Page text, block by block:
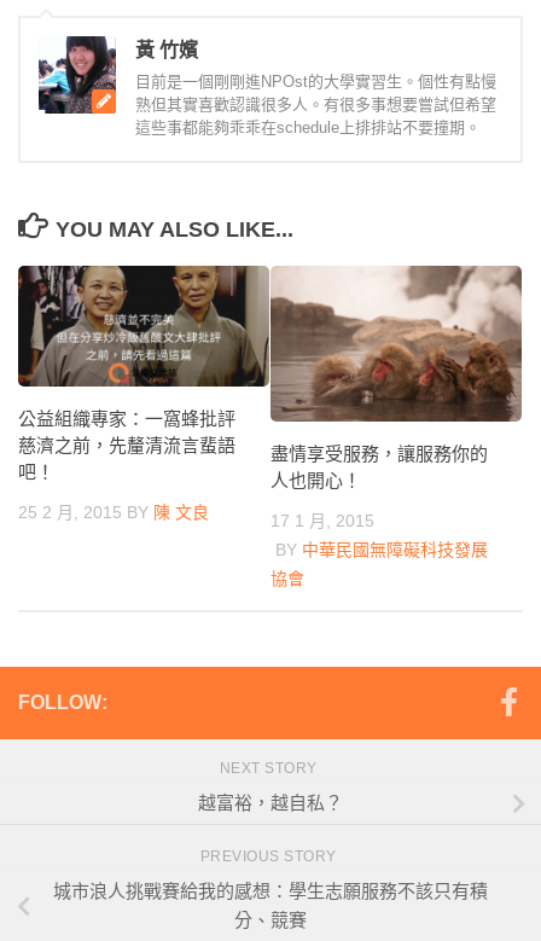
黃 竹嬪
目前是一個剛剛進NPOst的大學實習生。個性有點慢
熟但其實喜歡認識很多人。有很多事想要嘗試但希望
這些事都能夠乖乖在schedule上排排站不要撞期。
YOU MAY ALSO LIKE...
公益組織專家：一窩蜂批評
慈濟之前，先釐清流言蜚語
吧！
25 2 月, 2015 BY 陳 文良
盡情享受服務，讓服務你的
人也開心！
17 1 月, 2015
BY 中華民國無障礙科技發展
協會
FOLLOW:
NEXT STORY
越富裕，越自私？
PREVIOUS STORY
城市浪人挑戰賽給我的感想：學生志願服務不該只有積
分、競賽